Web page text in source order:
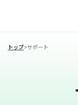
トップ>サポート